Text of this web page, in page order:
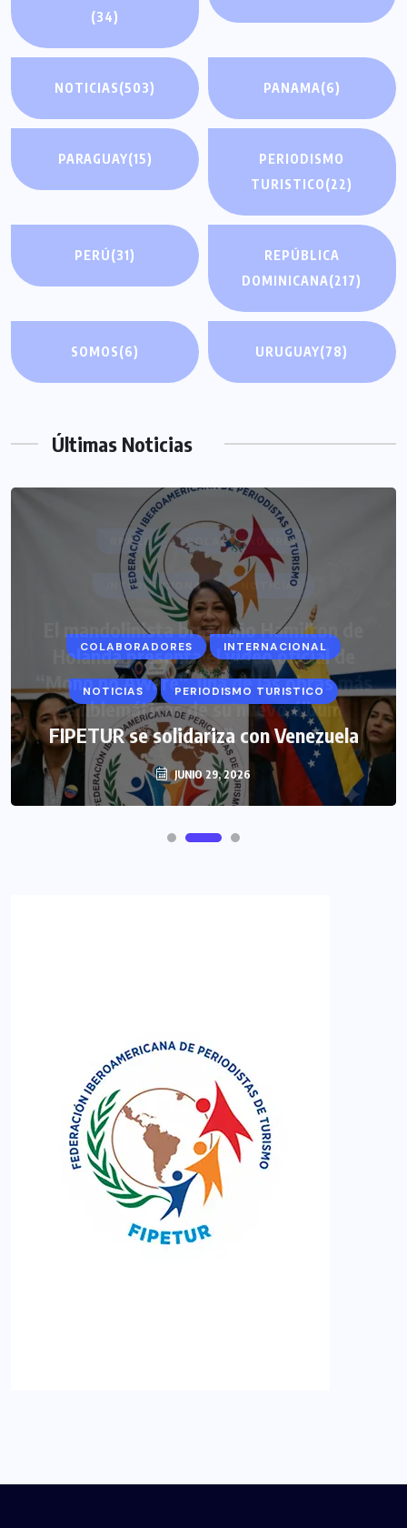
(34)
NOTICIAS(503) PANAMA(6)
PARAGUAY(15)
PERIODISMO
TURISTICO(22)
PERÚ(31)
REPÚBLICA
DOMINICANA(217)
SOMOS(6) URUGUAY(78)
Últimas Noticias
COLABORADORES INTERNACIONAL
NOTICIAS PERIODISMO TURISTICO
FIPETUR se solidariza con Venezuela
JUNIO 29, 2026